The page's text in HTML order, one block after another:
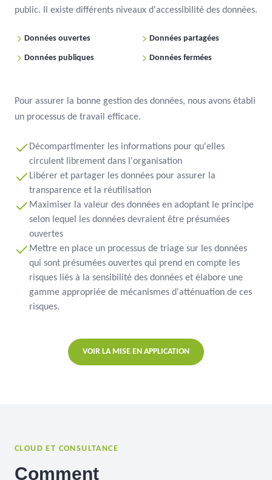
public. Il existe différents niveaux d'accessibilité des données.
Données ouvertes Données partagées
Données publiques Données fermées
Pour assurer la bonne gestion des données, nous avons établi
un processus de travail efficace.
Décompartimenter les informations pour qu'elles
circulent librement dans l'organisation
Libérer et partager les données pour assurer la
transparence et la réutilisation
Maximiser la valeur des données en adoptant le principe
selon lequel les données devraient être présumées
ouvertes
Mettre en place un processus de triage sur les données
qui sont présumées ouvertes qui prend en compte les
risques liés à la sensibilité des données et élabore une
gamme appropriée de mécanismes d'atténuation de ces
risques.
VOIR LA MISE EN APPLICATION
CLOUD ET CONSULTANCE
Comment